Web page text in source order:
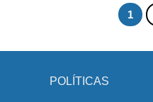
1
POLÍTICAS